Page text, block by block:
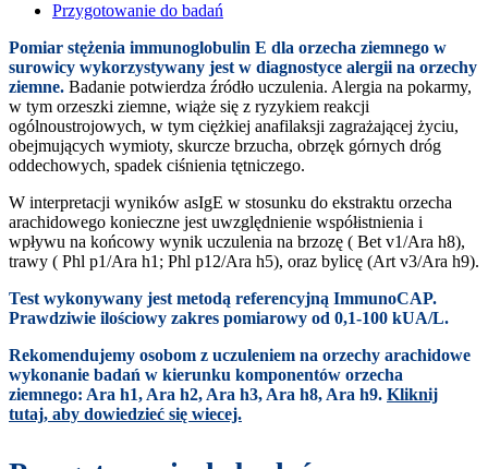
Przygotowanie do badań
Pomiar stężenia immunoglobulin E dla orzecha ziemnego w
surowicy wykorzystywany jest w diagnostyce alergii na orzechy
ziemne. Badanie potwierdza źródło uczulenia. Alergia na pokarmy,
w tym orzeszki ziemne, wiąże się z ryzykiem reakcji
ogólnoustrojowych, w tym ciężkiej anafilaksji zagrażającej życiu,
obejmujących wymioty, skurcze brzucha, obrzęk górnych dróg
oddechowych, spadek ciśnienia tętniczego.
W interpretacji wyników asIgE w stosunku do ekstraktu orzecha
arachidowego konieczne jest uwzględnienie współistnienia i
wpływu na końcowy wynik uczulenia na brzozę ( Bet v1/Ara h8),
trawy ( Phl p1/Ara h1; Phl p12/Ara h5), oraz bylicę (Art v3/Ara h9).
Test wykonywany jest metodą referencyjną ImmunoCAP.
Prawdziwie ilościowy zakres pomiarowy od 0,1-100 kUA/L.
Rekomendujemy osobom z uczuleniem na orzechy arachidowe
wykonanie badań w kierunku komponentów orzecha
ziemnego: Ara h1, Ara h2, Ara h3, Ara h8, Ara h9. Kliknij
tutaj, aby dowiedzieć się wiecej.